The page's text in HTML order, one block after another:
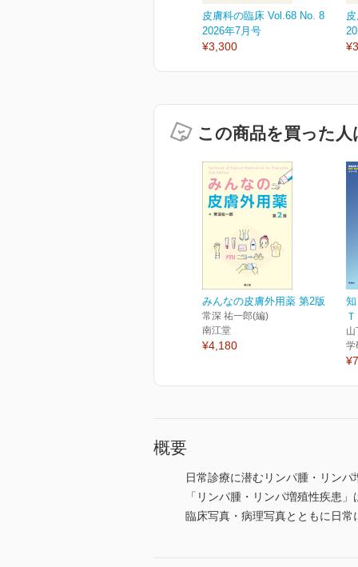
皮膚科の臨床 Vol.68 No. 8
2026年7月号
¥3,300
この商品を買った
みんなの皮膚外用薬 第2版
常深 祐一郎(編)
南江堂
¥4,180
山
学
概要
日常診療に潜むリンパ腫・リン
「リンパ腫・リンパ増殖性疾患
臨床写真・病理写真とともに日